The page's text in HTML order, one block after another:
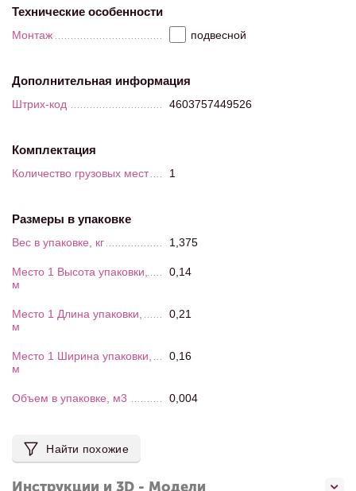
Технические особенности
Монтаж подвесной
Дополнительная информация
Штрих-код 4603757449526
Комплектация
Количество грузовых мест 1
Размеры в упаковке
Вес в упаковке, кг 1,375
Место 1 Высота упаковки,
м
0,14
Место 1 Длина упаковки,
м
0,21
Место 1 Ширина упаковки,
м
0,16
Объем в упаковке, м3 0,004
Найти похожие
Инструкции и 3D - Модели